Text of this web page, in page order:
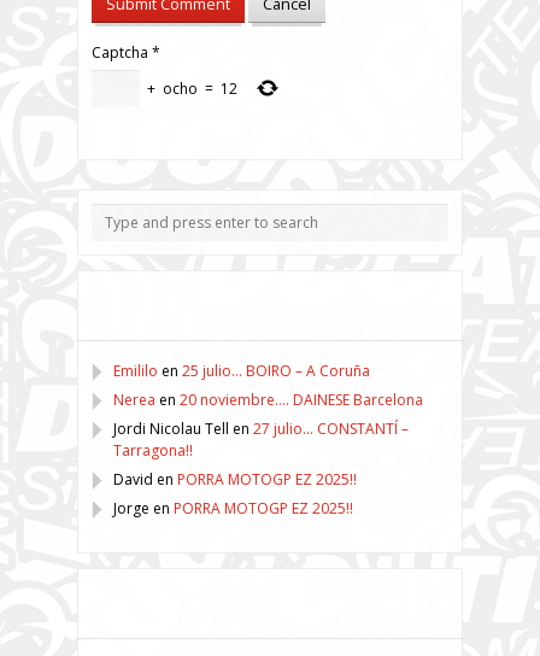
Captcha *
+ ocho = 12
Emililo en 25 julio… BOIRO – A Coruña
Nerea en 20 noviembre…. DAINESE Barcelona
Jordi Nicolau Tell en 27 julio… CONSTANTÍ –
Tarragona!!
David en PORRA MOTOGP EZ 2025!!
Jorge en PORRA MOTOGP EZ 2025!!